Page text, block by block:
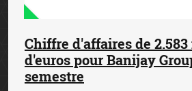
Chiffre d'affaires de
d'euros pour Banijay
semestre